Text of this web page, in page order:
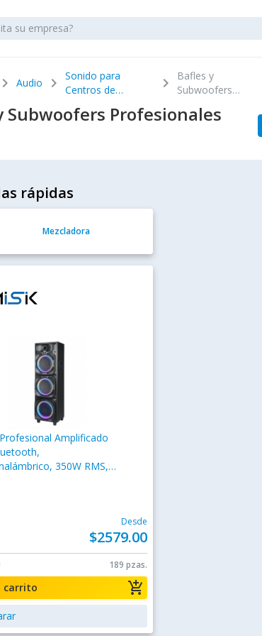
chevron_right Audio chevron_right
Sonido para
Centros de
chevron_right
Bafles y
Subwoofers
Subwoofers Profesionales
rápidas
Mezcladora
Amplificado
350W RMS,
USB, XLR, Negro
Desde
$2579.00
189 pzas.
add_shopping_cart
carrito